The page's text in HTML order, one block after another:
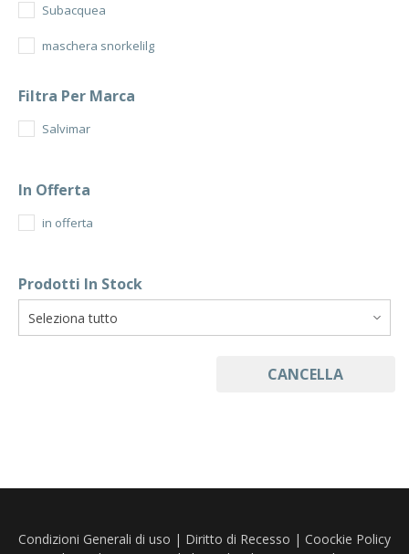
Subacquea
maschera snorkelilg
Filtra Per Marca
Salvimar
In Offerta
in offerta
Prodotti In Stock
CANCELLA
Condizioni Generali di uso | Diritto di Recesso | Coockie Policy